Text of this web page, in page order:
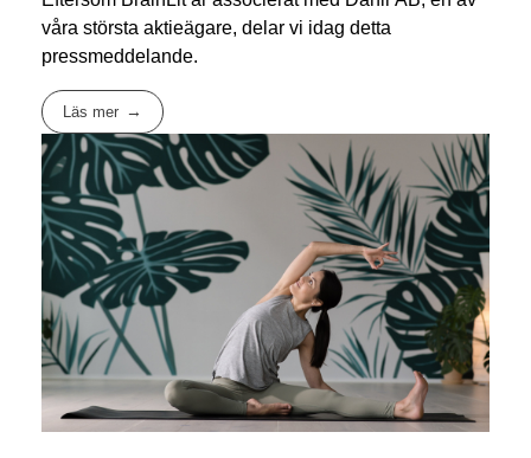
våra största aktieägare, delar vi idag detta
pressmeddelande.
Läs mer